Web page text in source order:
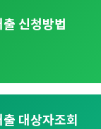
신청방법
대상자조회